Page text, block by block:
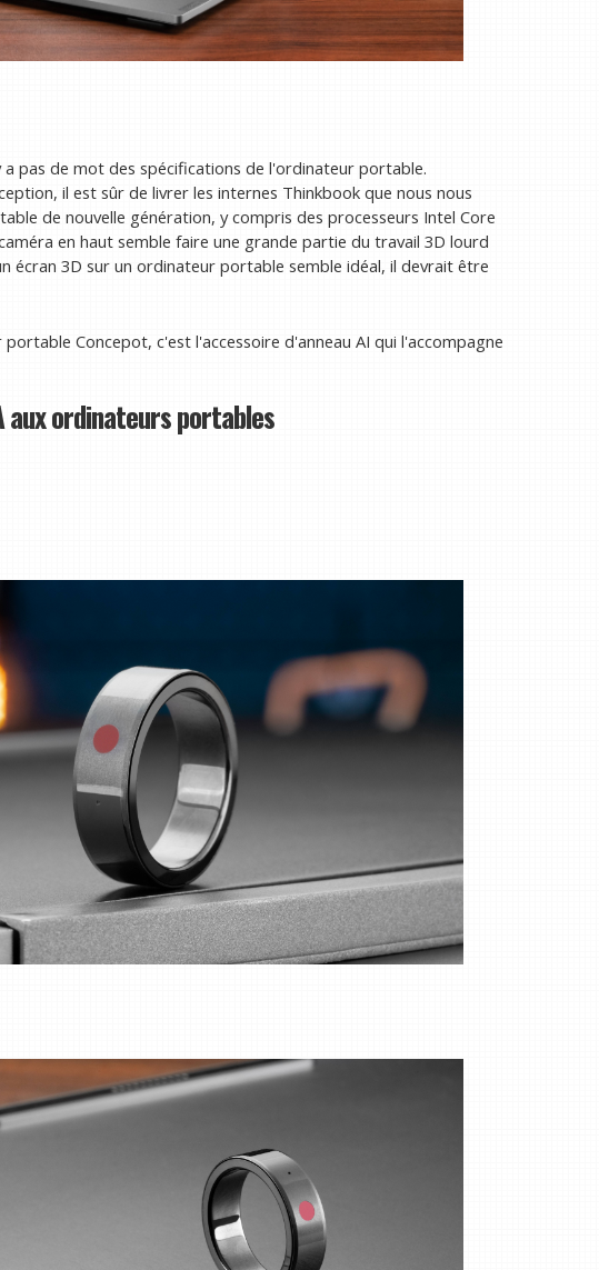
pas de mot des spécifications de l'ordinateur portable.
il est sûr de livrer les internes Thinkbook que nous nous
de nouvelle génération, y compris des processeurs Intel Core
en haut semble faire une grande partie du travail 3D lourd
écran 3D sur un ordinateur portable semble idéal, il devrait être
Concepot, c'est l'accessoire d'anneau AI qui l'accompagne
aux ordinateurs portables